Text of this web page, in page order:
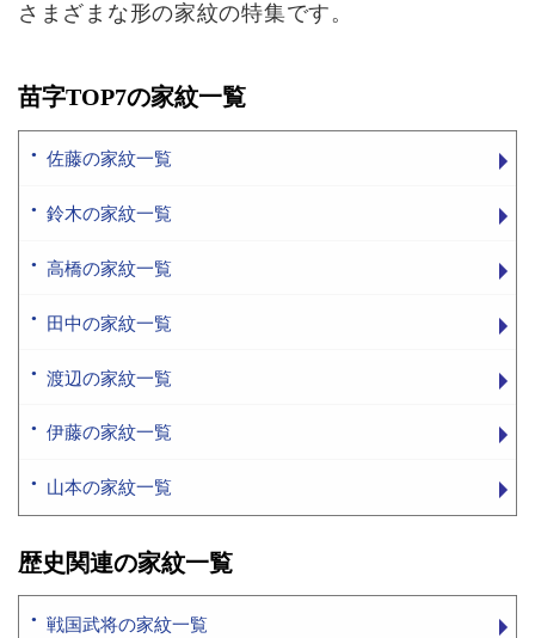
さまざまな形の家紋の特集です。
苗字TOP7の家紋一覧
佐藤の家紋一覧
鈴木の家紋一覧
高橋の家紋一覧
田中の家紋一覧
渡辺の家紋一覧
伊藤の家紋一覧
山本の家紋一覧
歴史関連の家紋一覧
戦国武将の家紋一覧